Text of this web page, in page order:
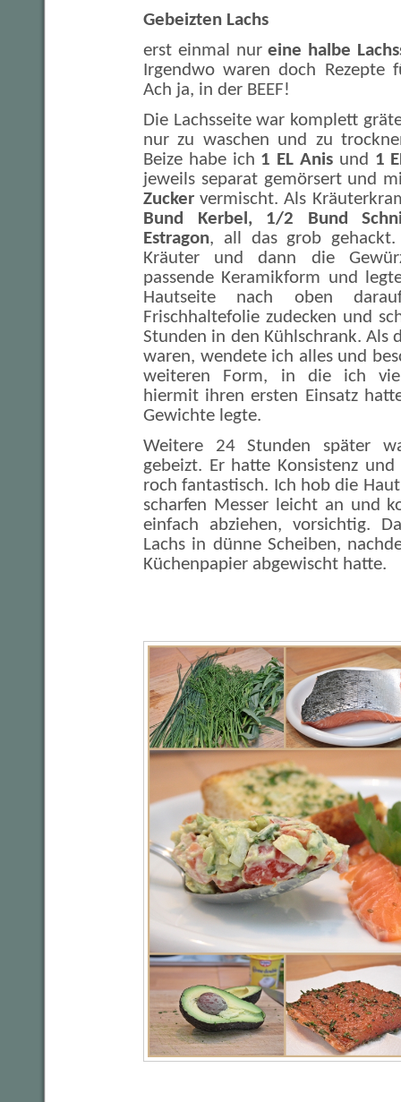
Gebeizten Lachs
erst einmal nureine halbe
Irgendwo waren doch Rezepte
Ach ja, in der BEEF!
Die Lachsseite war komplett
nur zu waschen und zu
Beize habe ich 1 EL Anis und 1
jeweils separat gemörsert und
Zucker vermischt. Als
Bund Kerbel, 1/2 Bund
Estragon, all das grob
Kräuter und dann die
passende Keramikform und
Hautseite nach oben
Frischhaltefolie zudecken und
Stunden in den Kühlschrank. Als
waren, wendete ich alles und
weiteren Form, in die ich
hiermit ihren ersten Einsatz
Gewichte legte.
Weitere 24 Stunden später
gebeizt. Er hatte Konsistenz
roch fantastisch. Ich hob die
scharfen Messer leicht an und
einfach abziehen, vorsichtig.
Lachs in dünne Scheiben,
Küchenpapier abgewischt hatte.